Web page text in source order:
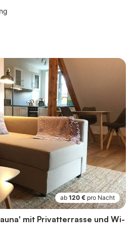
ab 120 € pro Nacht
mit Privatterrasse und Wi-